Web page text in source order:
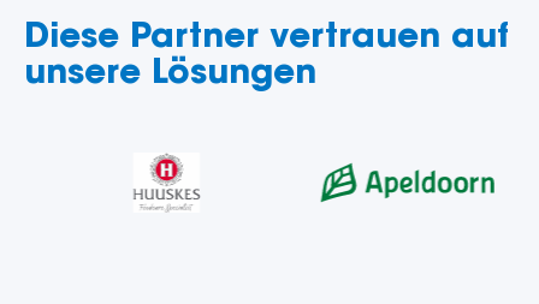
Diese Partner vertrauen auf
unsere Lösungen